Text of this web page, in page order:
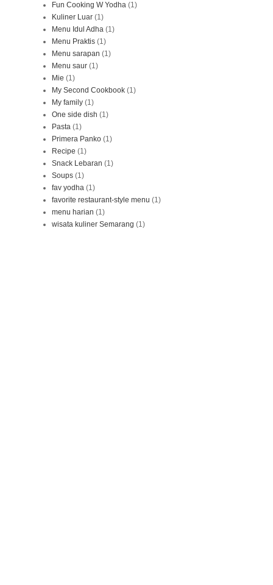
Fun Cooking W Yodha (1)
Kuliner Luar (1)
Menu Idul Adha (1)
Menu Praktis (1)
Menu sarapan (1)
Menu saur (1)
Mie (1)
My Second Cookbook (1)
My family (1)
One side dish (1)
Pasta (1)
Primera Panko (1)
Recipe (1)
Snack Lebaran (1)
Soups (1)
fav yodha (1)
favorite restaurant-style menu (1)
menu harian (1)
wisata kuliner Semarang (1)